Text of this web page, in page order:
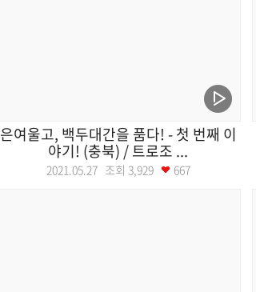
은여울고, 백두대간을 품다! - 첫 번째 이
야기! (충북) / 트로조 ...
2021.05.27 조회 3,929 667